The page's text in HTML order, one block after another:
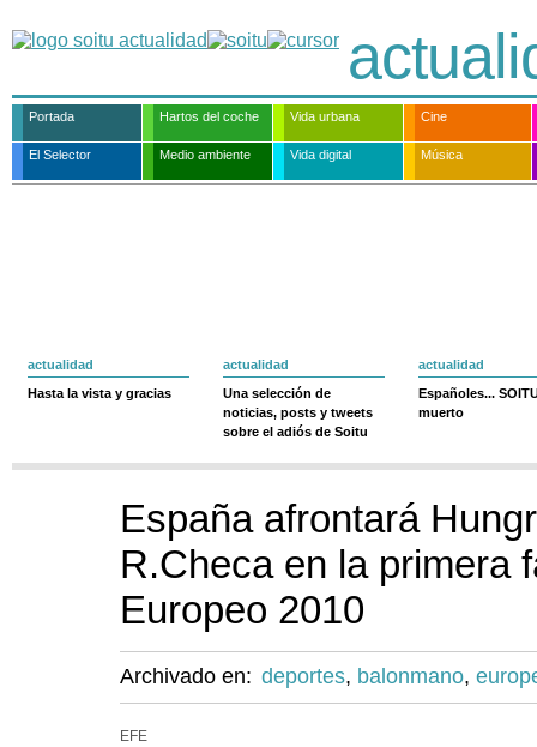
Portada Hartos del coche Vida urbana Cine
El Selector Medio ambiente Vida digital Música
actualidad
Hasta la vista y gracias
actualidad
Una selección de
noticias, posts y tweets
sobre el adiós de Soitu
actualidad
Españoles...
muerto
España afrontará
R.Checa en la primera
Europeo 2010
Archivado en: deportes, balonmano,
EFE